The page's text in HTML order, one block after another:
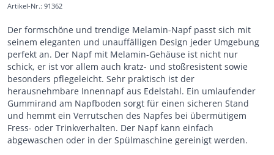
Artikel-Nr.: 91362
Der formschöne und trendige Melamin-Napf passt sich mit
seinem eleganten und unauffälligen Design jeder Umgebung
perfekt an. Der Napf mit Melamin-Gehäuse ist nicht nur
schick, er ist vor allem auch kratz- und stoßresistent sowie
besonders pflegeleicht. Sehr praktisch ist der
herausnehmbare Innennapf aus Edelstahl. Ein umlaufender
Gummirand am Napfboden sorgt für einen sicheren Stand
und hemmt ein Verrutschen des Napfes bei übermütigem
Fress- oder Trinkverhalten. Der Napf kann einfach
abgewaschen oder in der Spülmaschine gereinigt werden.